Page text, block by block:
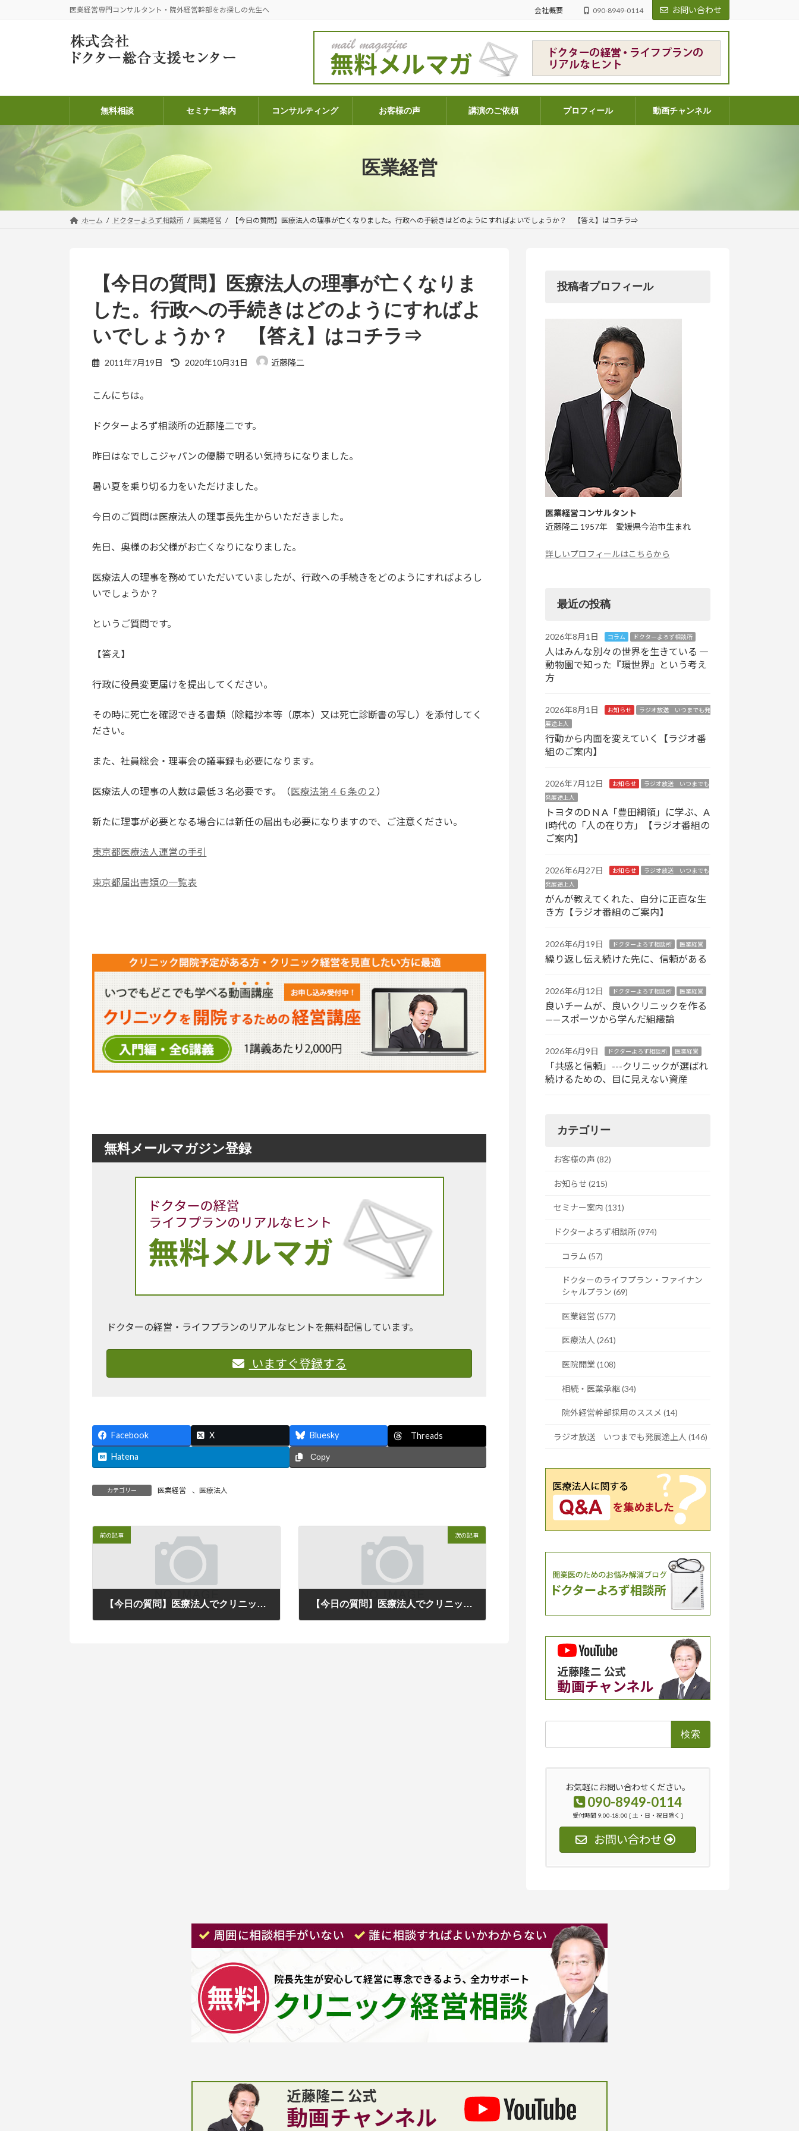
医業経営専門コンサルタント・院外経営幹部をお探しの先生へ 会社概要 090-8949-0114 お問い合わせ
無料相談 セミナー案内 コンサルティング お客様の声 講演のご依頼 プロフィール 動画チャンネル
医業経営
ホーム ドクターよろず相談所 医業経営 【今日の質問】医療法人の理事が亡くなりました。行政への手続きはどのようにすればよいでしょうか？ 【答え】はコチラ⇒
【今日の質問】医療法人の理事が亡くなりま
した。行政への手続きはどのようにすればよ
いでしょうか？ 【答え】はコチラ⇒
2011年7月19日
最
時
:
2020年10月31日 近藤隆二
こんにちは。
ドクターよろず相談所の近藤隆二です。
昨日はなでしこジャパンの優勝で明るい気持ちになりました。
暑い夏を乗り切る力をいただけました。
今日のご質問は医療法人の理事長先生からいただきました。
先日、奥様のお父様がお亡くなりになりました。
医療法人の理事を務めていただいていましたが、行政への手続きをどのようにすればよろし
いでしょうか？
というご質問です。
【答え】
行政に役員変更届けを提出してください。
その時に死亡を確認できる書類（除籍抄本等（原本）又は死亡診断書の写し）を添付してく
ださい。
また、社員総会・理事会の議事録も必要になります。
医療法人の理事の人数は最低３名必要です。（医療法第４６条の２ ）
新たに理事が必要となる場合には新任の届出も必要になりますので、ご注意ください。
東京都医療法人運営の手引
東京都届出書類の一覧表
無料メールマガジン登録
ドクターの経営・ライフプランのリアルなヒントを無料配信しています。
いますぐ登録する
Facebook X Bluesky Threads
Hatena Copy
カテゴリー 医業経営 、 医療法人
前の記事
【今日の質問】医療法人でクリニックを運営しています。Facebookに関心があるのですが、クリニックの経営に役立つのでしょうか？ 【答え】はコチラ⇒
次の記事
【今日の質問】医療法人でクリニックを開設しています。患者さんに治療のための器具を販売していたところ、保健所から物販をしてはいけないと言われました。クリニックで物販をしてはいけないのでしょうか？ 【答え】はコチラ⇒
投稿者プロフィール
医業経営コンサルタント
近藤隆二 1957年 愛媛県今治市生まれ
詳しいプロフィールはこちらから
最近の投稿
2026年8月1日 コラム ドクターよろず相談所
人はみんな別々の世界を生きている ―
動物園で知った『環世界』という考え
方
2026年8月1日 お知らせ
ラジオ放送 いつまでも発
展途上人
行動から内面を変えていく【ラジオ番
組のご案内】
2026年7月12日 お知らせ
ラジオ放送 いつまでも
発展途上人
トヨタのD N A「豊田綱領」に学ぶ、A
I時代の「人の在り方」【ラジオ番組の
ご案内】
2026年6月27日 お知らせ
ラジオ放送 いつまでも
発展途上人
がんが教えてくれた、自分に正直な生
き方【ラジオ番組のご案内】
2026年6月19日 ドクターよろず相談所 医業経営
繰り返し伝え続けた先に、信頼がある
2026年6月12日 ドクターよろず相談所 医業経営
良いチームが、良いクリニックを作る
——スポーツから学んだ組織論
2026年6月9日 ドクターよろず相談所 医業経営
「共感と信頼」---クリニックが選ばれ
続けるための、目に見えない資産
カテゴリー
お客様の声 (82)
お知らせ (215)
セミナー案内 (131)
ドクターよろず相談所 (974)
コラム (57)
ドクターのライフプラン・ファイナン
シャルプラン (69)
医業経営 (577)
医療法人 (261)
医院開業 (108)
相続・医業承継 (34)
院外経営幹部採用のススメ (14)
ラジオ放送 いつまでも発展途上人 (146)
お気軽にお問い合わせください。
090-8949-0114
受付時間 9:00-18:00 [ 土・日・祝日除く ]
お問い合わせ